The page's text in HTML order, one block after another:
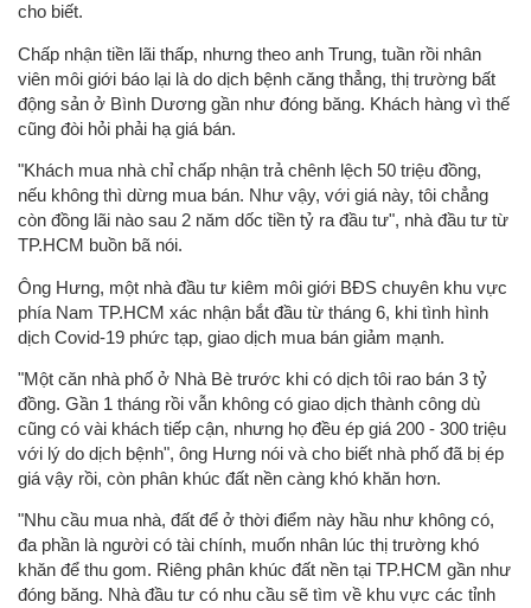
cho biết.
Chấp nhận tiền lãi thấp, nhưng theo anh Trung, tuần rồi nhân
viên môi giới báo lại là do dịch bệnh căng thẳng, thị trường bất
động sản ở Bình Dương gần như đóng băng. Khách hàng vì thế
cũng đòi hỏi phải hạ giá bán.
"Khách mua nhà chỉ chấp nhận trả chênh lệch 50 triệu đồng,
nếu không thì dừng mua bán. Như vậy, với giá này, tôi chẳng
còn đồng lãi nào sau 2 năm dốc tiền tỷ ra đầu tư", nhà đầu tư từ
TP.HCM buồn bã nói.
Ông Hưng, một nhà đầu tư kiêm môi giới BĐS chuyên khu vực
phía Nam TP.HCM xác nhận bắt đầu từ tháng 6, khi tình hình
dịch Covid-19 phức tạp, giao dịch mua bán giảm mạnh.
"Một căn nhà phố ở Nhà Bè trước khi có dịch tôi rao bán 3 tỷ
đồng. Gần 1 tháng rồi vẫn không có giao dịch thành công dù
cũng có vài khách tiếp cận, nhưng họ đều ép giá 200 - 300 triệu
với lý do dịch bệnh", ông Hưng nói và cho biết nhà phố đã bị ép
giá vậy rồi, còn phân khúc đất nền càng khó khăn hơn.
"Nhu cầu mua nhà, đất để ở thời điểm này hầu như không có,
đa phần là người có tài chính, muốn nhân lúc thị trường khó
khăn để thu gom. Riêng phân khúc đất nền tại TP.HCM gần như
đóng băng. Nhà đầu tư có nhu cầu sẽ tìm về khu vực các tỉnh